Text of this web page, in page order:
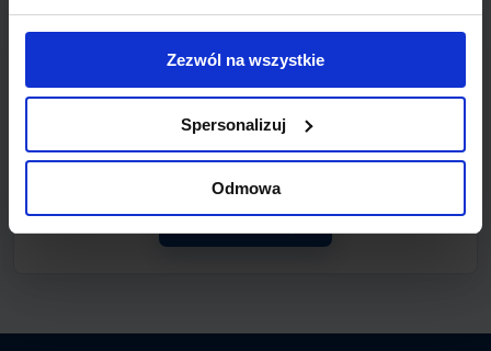
Zezwól na wszystkie
Spersonalizuj
Odmowa
LINIA LOTNICZA
American Airlines
lotnicze.